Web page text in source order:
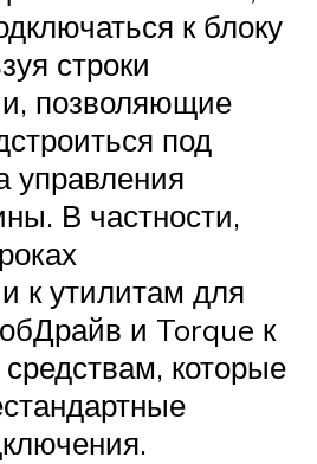
к блоку
строки
позволяющие
под
управления
В частности,
к утилитам для
и Torque к
которые